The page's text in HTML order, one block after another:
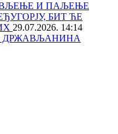
И ПАЉЕЊЕ
БИТ ЋЕ
29.07.2026. 14:14
ДРЖАВЉАНИНА